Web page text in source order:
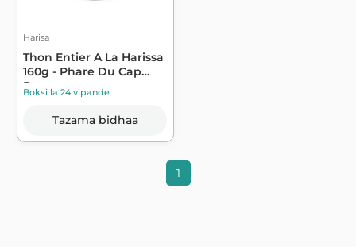
Harisa
Thon Entier A La Harissa
160g - Phare Du Cap
Bon
Boksi la 24 vipande
Tazama bidhaa
1